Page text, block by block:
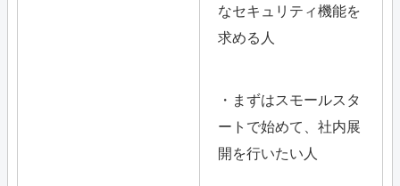
なセキュリティ機能を
求める人
・まずはスモールスタ
ートで始めて、社内展
開を行いたい人